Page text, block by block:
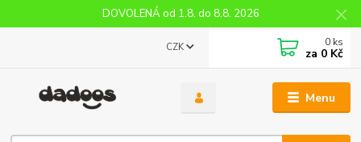
DOVOLENÁ od 1.8. do 8.8. 2026
Menu
CZK 0 ks
za 0 Kč